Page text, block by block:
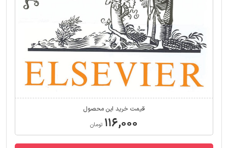
قیمت خرید این محصول
۱۱۶,۰۰۰ تومان